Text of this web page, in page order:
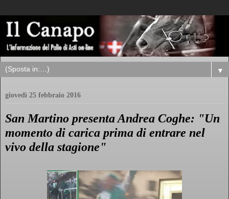
▼
giovedì 25 febbraio 2016
San Martino presenta Andrea Coghe: "Un
momento di carica prima di entrare nel
vivo della stagione"